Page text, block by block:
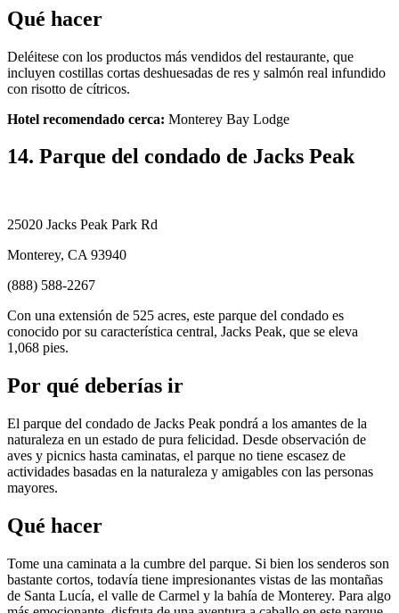
Qué hacer
Deléitese con los productos más vendidos del restaurante, que
incluyen costillas cortas deshuesadas de res y salmón real infundido
con risotto de cítricos.
Hotel recomendado cerca: Monterey Bay Lodge
14. Parque del condado de Jacks Peak
25020 Jacks Peak Park Rd
Monterey, CA 93940
(888) 588-2267
Con una extensión de 525 acres, este parque del condado es
conocido por su característica central, Jacks Peak, que se eleva
1,068 pies.
Por qué deberías ir
El parque del condado de Jacks Peak pondrá a los amantes de la
naturaleza en un estado de pura felicidad. Desde observación de
aves y picnics hasta caminatas, el parque no tiene escasez de
actividades basadas en la naturaleza y amigables con las personas
mayores.
Qué hacer
Tome una caminata a la cumbre del parque. Si bien los senderos son
bastante cortos, todavía tiene impresionantes vistas de las montañas
de Santa Lucía, el valle de Carmel y la bahía de Monterey. Para algo